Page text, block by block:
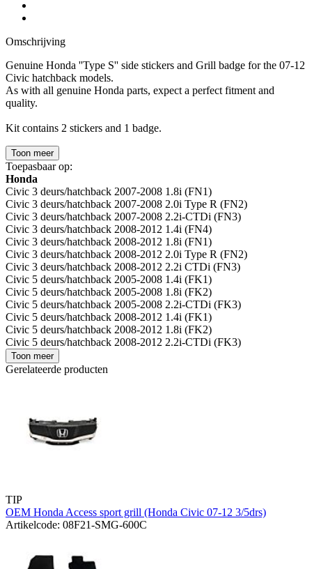
Omschrijving
Genuine Honda ''Type S'' side stickers and Grill badge for the 07-12
Civic hatchback models.
As with all genuine Honda parts, expect a perfect fitment and
quality.
Kit contains 2 stickers and 1 badge.
Toon meer
Toepasbaar op:
Honda
Civic 3 deurs/hatchback 2007-2008 1.8i (FN1)
Civic 3 deurs/hatchback 2007-2008 2.0i Type R (FN2)
Civic 3 deurs/hatchback 2007-2008 2.2i-CTDi (FN3)
Civic 3 deurs/hatchback 2008-2012 1.4i (FN4)
Civic 3 deurs/hatchback 2008-2012 1.8i (FN1)
Civic 3 deurs/hatchback 2008-2012 2.0i Type R (FN2)
Civic 3 deurs/hatchback 2008-2012 2.2i CTDi (FN3)
Civic 5 deurs/hatchback 2005-2008 1.4i (FK1)
Civic 5 deurs/hatchback 2005-2008 1.8i (FK2)
Civic 5 deurs/hatchback 2005-2008 2.2i-CTDi (FK3)
Civic 5 deurs/hatchback 2008-2012 1.4i (FK1)
Civic 5 deurs/hatchback 2008-2012 1.8i (FK2)
Civic 5 deurs/hatchback 2008-2012 2.2i-CTDi (FK3)
Toon meer
Gerelateerde producten
TIP
OEM Honda Access sport grill (Honda Civic 07-12 3/5drs)
Artikelcode: 08F21-SMG-600C